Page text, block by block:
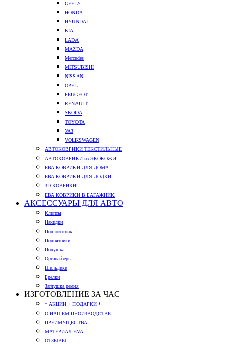
GEELY
HONDA
HYUNDAI
KIA
LADA
MAZDA
Mercedes
MITSUBISHI
NISSAN
OPEL
PEUGEOT
RENAULT
SKODA
TOYOTA
УАЗ
VOLKSWAGEN
АВТОКОВРИКИ ТЕКСТИЛЬНЫЕ
АВТОКОВРИКИ из ЭКОКОЖИ
ЕВА КОВРИКИ ДЛЯ ДОМА
ЕВА КОВРИКИ ДЛЯ ЛОДКИ
3D КОВРИКИ
ЕВА КОВРИКИ В БАГАЖНИК
АКСЕССУАРЫ ДЛЯ АВТО
Клипсы
Накидки
Подлокотник
Подпятники
Подушка
Органайзеры
Шильдики
Брелки
Заглушка ремня
ИЗГОТОВЛЕНИЕ ЗА ЧАС
* АКЦИИ + ПОДАРКИ *
О НАШЕМ ПРОИЗВОДСТВЕ
ПРЕИМУЩЕСТВА
МАТЕРИАЛ EVA
ОТЗЫВЫ